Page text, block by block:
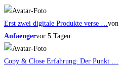
Erst zwei digitale Produkte verse …von
Anfaengervor 5 Tagen
Copy & Close Erfahrung: Der Punkt …